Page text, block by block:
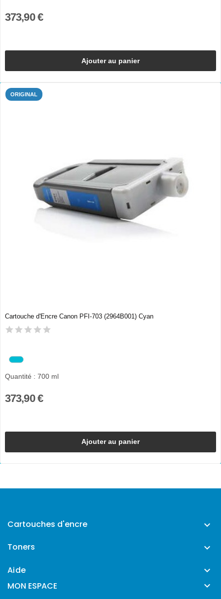
373,90 €
Ajouter au panier
ORIGINAL
Cartouche d'Encre Canon PFI-703 (2964B001) Cyan
Quantité : 700 ml
373,90 €
Ajouter au panier
Cartouches d'encre 
Toners 
Aide 
MON ESPACE 